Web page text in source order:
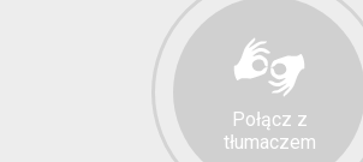
Połącz z
tłumaczem